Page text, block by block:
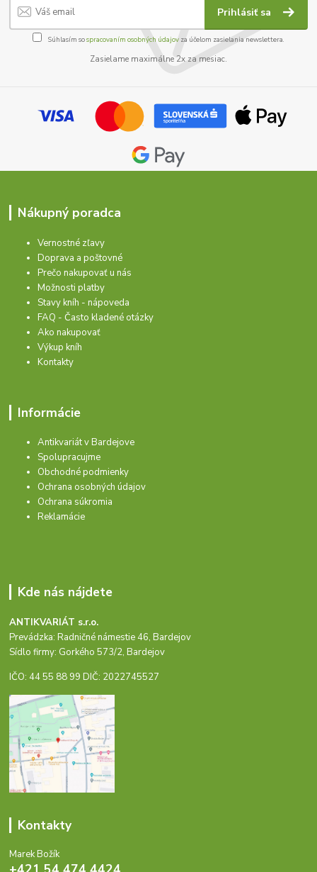
Prihlásiť sa
Súhlasím sospracovaním osobných údajov za účelom zasielania newslettera.
Zasielame maximálne 2x za mesiac.
Nákupný poradca
Vernostné zľavy
Doprava a poštovné
Prečo nakupovať u nás
Možnosti platby
Stavy kníh - nápoveda
FAQ - Často kladené otázky
Ako nakupovať
Výkup kníh
Kontakty
Informácie
Antikvariát v Bardejove
Spolupracujme
Obchodné podmienky
Ochrana osobných údajov
Ochrana súkromia
Reklamácie
Kde nás nájdete
ANTIKVARIÁT s.r.o.
Prevádzka: Radničné námestie 46, Bardejov
Sídlo firmy: Gorkého 573/2, Bardejov
IČO: 44 55 88 99 DIČ: 2022745527
Kontakty
Marek Božík